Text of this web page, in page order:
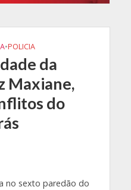
•POLICIA
da
Maxiane,
do
no sexto paredão do